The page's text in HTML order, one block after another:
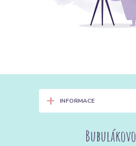
+ INFORMACE
Bubulákovo